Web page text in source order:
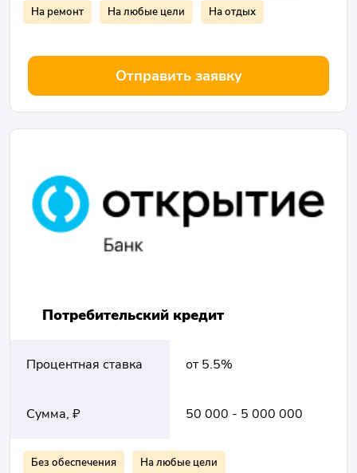
На ремонт На любые цели На отдых
Отправить заявку
Потребительский кредит
Процентная ставка от 5.5%
Сумма, ₽ 50 000 - 5 000 000
Без обеспечения На любые цели